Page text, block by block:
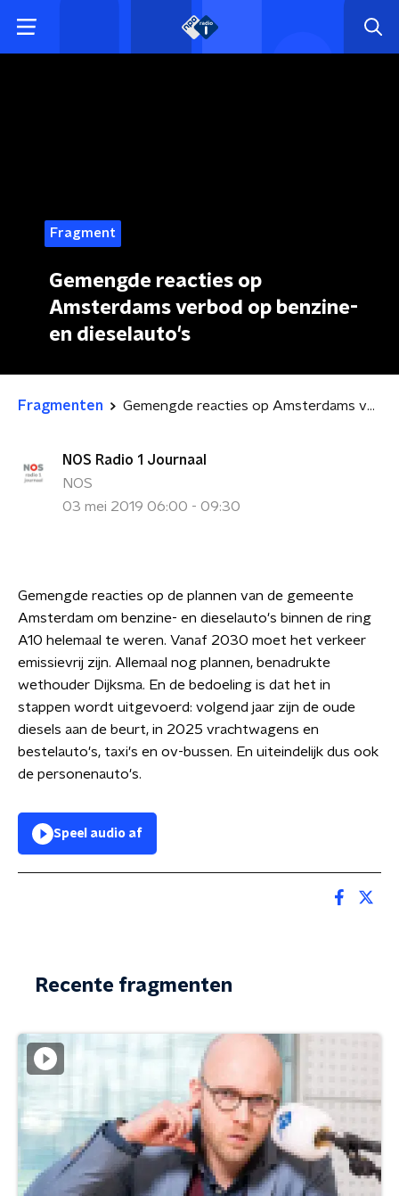
Fragment
Gemengde reacties op
Amsterdams verbod op benzine-
en dieselauto's
Fragmenten Gemengde reacties op Amsterdams verbod op benzine- en dieselauto's
NOS Radio 1 Journaal
NOS
03 mei 2019 06:00 - 09:30
Gemengde reacties op de plannen van de gemeente
Amsterdam om benzine- en dieselauto's binnen de ring
A10 helemaal te weren. Vanaf 2030 moet het verkeer
emissievrij zijn. Allemaal nog plannen, benadrukte
wethouder Dijksma. En de bedoeling is dat het in
stappen wordt uitgevoerd: volgend jaar zijn de oude
diesels aan de beurt, in 2025 vrachtwagens en
bestelauto's, taxi's en ov-bussen. En uiteindelijk dus ook
de personenauto's.
Speel audio af
Recente fragmenten